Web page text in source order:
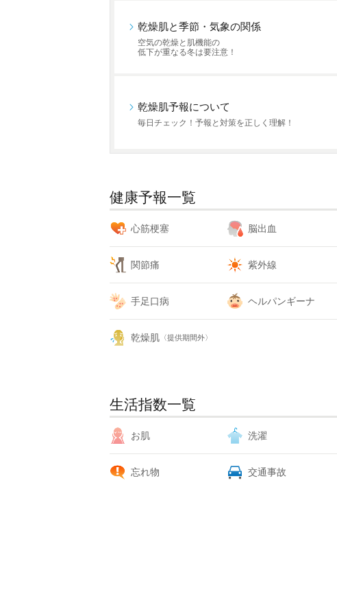
乾燥肌と季節・気象の関係
空気の乾燥と肌機能の
低下が重なる冬は要注意！
乾燥肌予報について
毎日チェック！予報と対策を正しく理解！
健康予報一覧
心筋梗塞 脳出血
関節痛 紫外線
手足口病 ヘルパンギーナ
乾燥肌 〈提供期間外〉
生活指数一覧
お肌 洗濯
忘れ物 交通事故